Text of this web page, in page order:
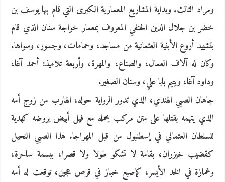
ومراد الثالث. وبداية المشاريع المعمارية الكبرى التي قام بها يوسف بن
خضر بن جلال الدين الحنفي المعروف بمعمار خواجة سنان الذي قام
بتشييد أروع الأبنية العثمانية من مساجد، وحمامات، وجسور، وسواها.
وكان له آلاف العمال، والصناع، والمهرة، وأربعة تلاميذ: أحمد آغا،
وداود آغا، ويتيم بابا علي، وسنان الصغير.
جاهان الصبي الهندي، الذي تدور الرواية حوله، الهارب من زوج أمه
الذي يتهمه بقتلها على متن مركب يحمله مع فيل أبيض يروضه كهدية
للسلطان العثماني في إسطنبول من قبل المهراجا. هذا الصبي النحيل
كقضيب خيزران، بقامة لا تشكو طولا ولا قصرا، ببسمة ساحرة،
وغمازة في الخد الأيسر، كإصبع خباز في قرص عجين، توقعت له أمه